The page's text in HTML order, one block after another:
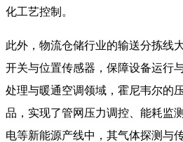
化工艺控制。
此外，物流仓储行业的输送分拣线
开关与位置传感器，保障设备运行
处理与暖通空调领域，霍尼韦尔的
品，实现了管网压力调控、能耗监
电等新能源产线中，其气体探测与